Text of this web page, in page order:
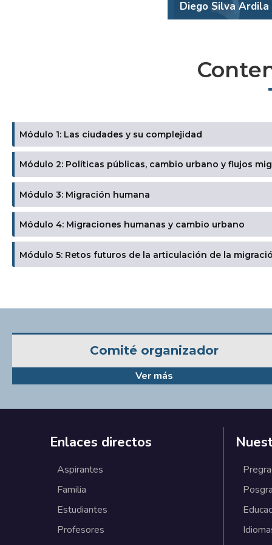
Diego Silva Ardila
Módulo 1: Las ciudades y su complejidad
Módulo 2: Políticas públicas, cambio urbano y flujos
Módulo 3: Migración humana
Módulo 4: Migraciones humanas y cambio urbano
Módulo 5: Retos futuros de la articulación de la
Comité organizador
Ver más
Enlaces directos
Aspirantes
Familia
Estudiantes
Profesores